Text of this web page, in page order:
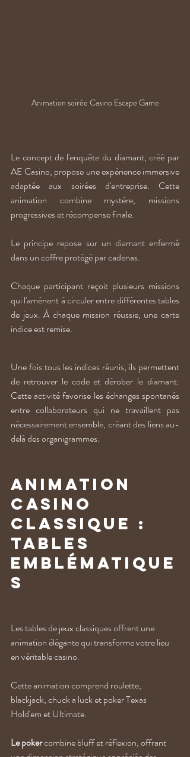
Animation soirée Casino Escape Game
Le concept de l'enquête du diamant, créé par
AE Casino, propose une expérience immersive
adaptée aux soirées d'entreprise. Cette
animation combine mystère, missions
progressives et récompense finale.
Le principe repose sur un diamant enfermé
dans un coffre protégé par cadenas.
Chaque participant reçoit plusieurs missions
qui l'amènent à circuler entre différentes tables
de jeux. À chaque mission réussie, une carte
indice est remise.
Une fois tous les indices réunis, ils permettent
de retrouver le code et dérober le diamant.
Cette activité favorise les échanges spontanés
entre collaborateurs qui ne travaillent pas
nécessairement ensemble, créant des liens au-
delà des organigrammes.
Animation
casino
classique :
tables
emblématique
s
Les tables de jeux classiques offrent une
animation élégante qui transforme votre lieu
en véritable casino.
Cette animation comprend roulette,
blackjack, chuck a luck et poker Texas
Hold'em et Ultimate.
Le poker combine bluff et réflexion, offrant